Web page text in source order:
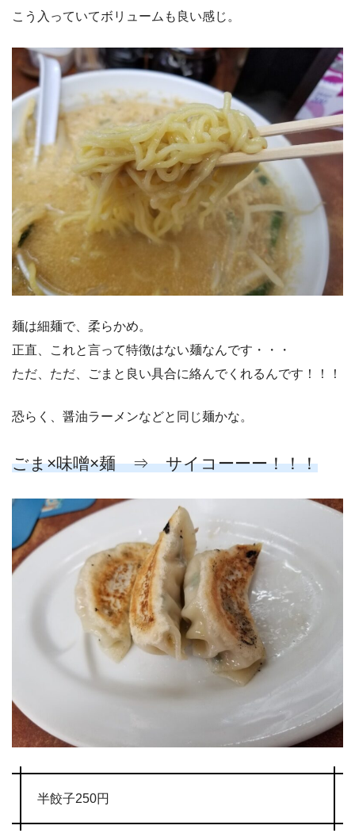
こう入っていてボリュームも良い感じ。
麺は細麺で、柔らかめ。
正直、これと言って特徴はない麺なんです・・・
ただ、ただ、ごまと良い具合に絡んでくれるんです！！！
恐らく、醤油ラーメンなどと同じ麺かな。
ごま×味噌×麺 ⇒ サイコーーー！！！
半餃子250円